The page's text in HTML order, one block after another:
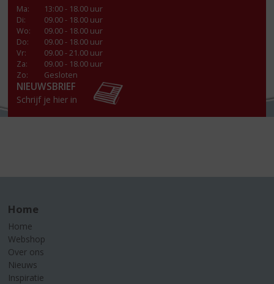
Ma:
13:00 - 18.00 uur
Di:
09.00 - 18.00 uur
Wo:
09.00 - 18.00 uur
Do:
09.00 - 18.00 uur
Vr:
09.00 - 21.00 uur
Za:
09.00 - 18.00 uur
Zo:
Gesloten
NIEUWSBRIEF
Schrijf je hier in
Home
Home
Webshop
Over ons
Nieuws
Inspiratie